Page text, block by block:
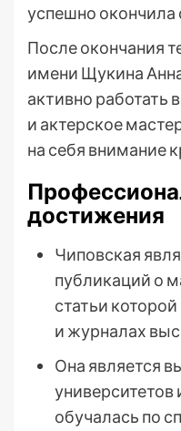
успешно окончила
После окончания
имени Щукина
активно работать
и актерское
на себя внимание
достижения
Чиповская
публикаций о
статьи
и журналах
Она является
университетов
обучалась по